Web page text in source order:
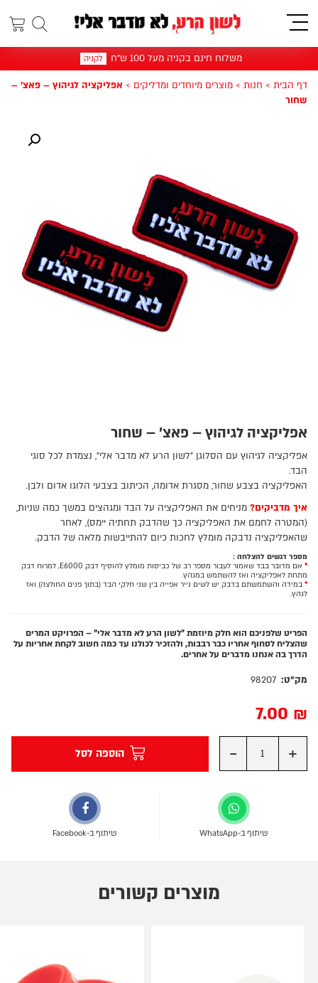
תפריט
משלוח חינם בקניה מעל 100 ש"ח לקניה
דף הבית > חנות > מוצרים מיוחדים ומדליקים > אפליקציה לגיהוץ – פאצ' –
שחור
אפליקציה לגיהוץ – פאצ' – שחור
אפליקציה לגיהוץ עם הסלוגן "לשון הרע לא מדבר אלי", נצמדת לכל סוגי
הבד.
האפליקציה בצבע שחור, מסגרת אדומה, הכיתוב בצבעי הלוגו אדום ולבן.
איך מדביקים? מניחים את האפליקציה על הבד ומגהצים במשך כמה שניות,
(המטרה לחמם את האפליקציה כך שהדבק תחתיה יימס), לאחר
שהאפליקציה נדבקה מומלץ לחכות כיום להתייבשות מלאה של הדבק.
מספר דגשים להצלחה :
*
אם מדובר בבד שאמור לעבור מספר רב של כביסות מומלץ להוסיף דבק E6000, למרוח דבק
מתחת לאפליקציה ואז להשתמש במגהץ.
* במידה והשתמשתם בדבק יש לשים נייר אפייה בין שני חלקי הבד (בתוך פנים החולצה) ואז
לגהץ.
הפריט שלפניכם הוא חלק מיוזמת "לשון הרע לא מדבר אלי" – הפרויקט המרים
שהצליח לסחוף אחריו כבר רבבות, ולהזכיר לכולנו עד כמה חשוב לקחת אחריות על
הדרך בה אנחנו מדברים על אחרים.
מק"ט: 98207
7.00 ₪
+
- הוספה לסל
שיתוף ב-WhatsApp שיתוף ב-Facebook
מוצרים קשורים